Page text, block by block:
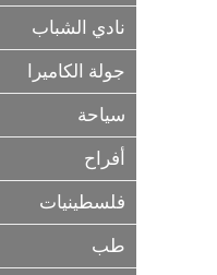
نادي الشباب
جولة الكاميرا
سياحة
أفراح
فلسطينيات
طب